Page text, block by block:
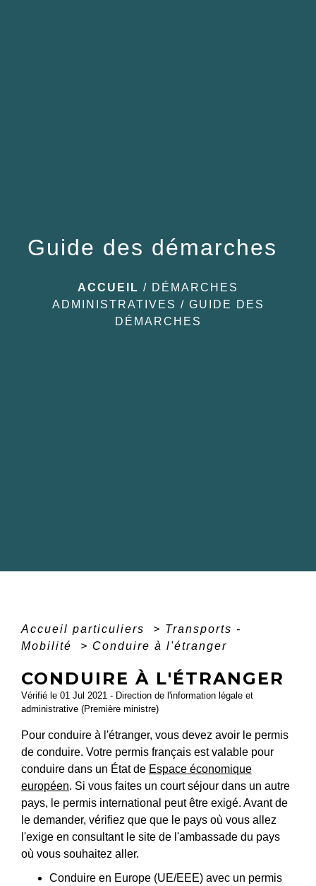
Guide des démarches
ACCUEIL / DÉMARCHES
ADMINISTRATIVES / GUIDE DES
DÉMARCHES
Accueil particuliers > Transports -
Mobilité
> Conduire à l'étranger
CONDUIRE À L'ÉTRANGER
Vérifié le 01 Jul 2021 - Direction de l'information légale et
administrative (Première ministre)
Pour conduire à l'étranger, vous devez avoir le permis
de conduire. Votre permis français est valable pour
conduire dans un État de Espace économique
européen. Si vous faites un court séjour dans un autre
pays, le permis international peut être exigé. Avant de
le demander, vérifiez que que le pays où vous allez
l'exige en consultant le site de l'ambassade du pays
où vous souhaitez aller.
Conduire en Europe (UE/EEE) avec un permis